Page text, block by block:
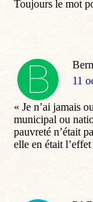
Toujours le mot
dit
11
« Je n’ai jamais
municipal ou
pauvreté n’était
elle en était